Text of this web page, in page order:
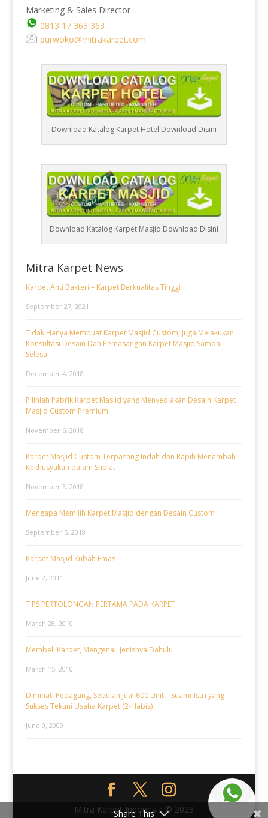
Marketing & Sales Director
0813 17 363 363
purwoko@mitrakarpet.com
Download Katalog Karpet Hotel Download Disini
Download Katalog Karpet Masjid Download Disini
Mitra Karpet News
Karpet Anti Bakteri – Karpet Berkualitas Tinggi
September 27, 2021
Tidak Hanya Membuat Karpet Masjid Custom, Juga Melakukan
Konsultasi Desain Dan Pemasangan Karpet Masjid Sampai
Selesai
December 4, 2018
Pilihlah Pabrik Karpet Masjid yang Menyediakan Desain Karpet
Masjid Custom Premium
November 6, 2018
Karpet Masjid Custom Terpasang Indah dan Rapih Menambah
Kekhusyukan dalam Sholat
November 3, 2018
Mengapa Memilih Karpet Masjid dengan Desain Custom
September 5, 2018
Karpet Masjid Kubah Emas
June 2, 2011
TIPS PERTOLONGAN PERTAMA PADA KARPET
March 28, 2010
Membeli Karpet, Mengenali Jenisnya Dahulu
March 15, 2010
Diminati Pedagang, Sebulan Jual 600 Unit – Suami-Istri yang
Sukses Tekuni Usaha Karpet (2-Habis)
June 9, 2009
Mitra Karpet Indonesia © 2023
Share This